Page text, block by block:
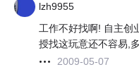
lzh9955
工作不好找啊! 自主创
授找这玩意还不容易,
2009-05-07